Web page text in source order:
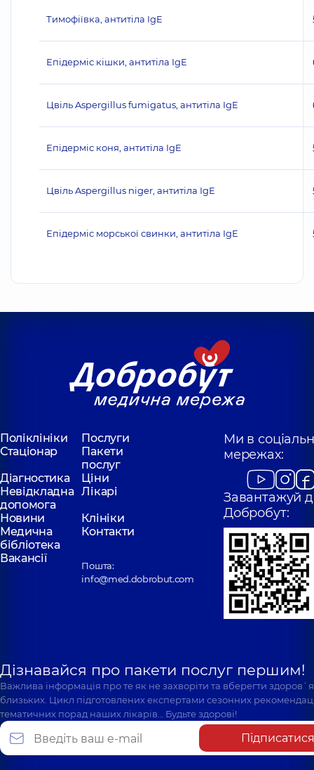
Тимофіївка, антитіла IgE
Епідерміс кішки, антитіла IgE
Цвіль Aspergillus fumigatus, антитіла IgE
Епідерміс коня, антитіла IgE
Цвіль Aspergillus niger, антитіла IgE
Епідерміс морської свинки, антитіла IgE
Поліклініки
Послуги
Стаціонар
Пакети
послуг
Діагностика
Ціни
Невідкладна
допомога
Лікарі
Новини
Клініки
Медична
бібліотека
Контакти
Вакансії
Пошта:
info@med.dobrobut.com
Ми в
мережах:
Завантажуй
Добробут:
Дізнавайся про пакети послуг першим!
Важлива інформація про те як не захворіти та вберегти
близьких. Цикл підготовлених експертами сезонних
тематичних порад наших лікарів… Будьте здорові!
Підписатися